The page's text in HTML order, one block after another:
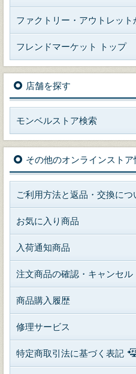
ファクトリー・アウトレット
フレンドマーケット トップ
店舗を探す
モンベルストア検索
その他のオンラインストア
ご利用方法と返品・交換につ
お気に入り商品
入荷通知商品
注文商品の確認・キャンセル
商品購入履歴
修理サービス
特定商取引法に基づく表記